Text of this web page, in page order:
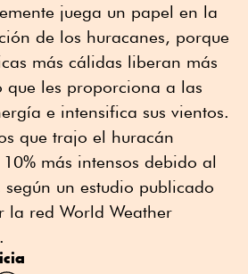
juega un papel en la
de los huracanes, porque
más cálidas liberan más
les proporciona a las
e intensifica sus vientos.
que trajo el huracán
más intensos debido al
un estudio publicado
la red World Weather